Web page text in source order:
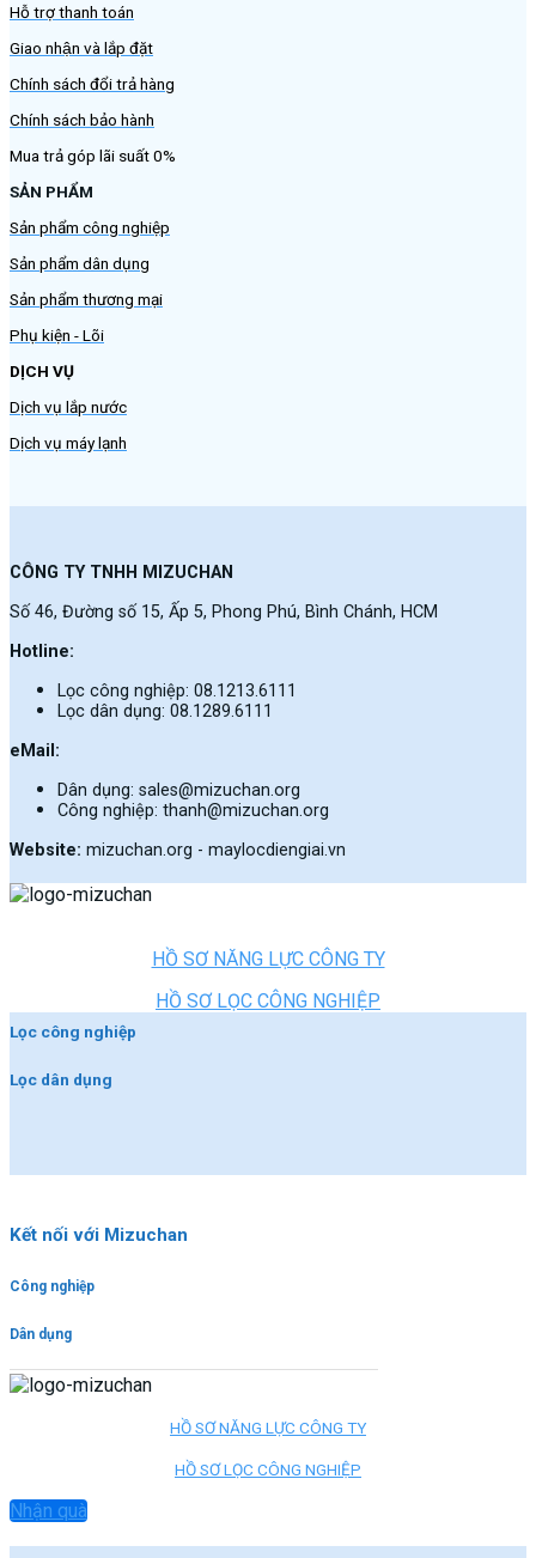
Hỗ trợ thanh toán
Giao nhận và lắp đặt
Chính sách đổi trả hàng
Chính sách bảo hành
Mua trả góp lãi suất 0%
SẢN PHẨM
Sản phẩm công nghiệp
Sản phẩm dân dụng
Sản phẩm thương mại
Phụ kiện - Lõi
DỊCH VỤ
Dịch vụ lắp nước
Dịch vụ máy lạnh
CÔNG TY TNHH MIZUCHAN
Số 46, Đường số 15, Ấp 5, Phong Phú, Bình Chánh, HCM
Hotline:
Lọc công nghiệp: 08.1213.6111
Lọc dân dụng: 08.1289.6111
eMail:
Dân dụng: sales@mizuchan.org
Công nghiệp: thanh@mizuchan.org
Website: mizuchan.org - maylocdiengiai.vn
HỒ SƠ NĂNG LỰC CÔNG TY
HỒ SƠ LỌC CÔNG NGHIỆP
Lọc công nghiệp
Lọc dân dụng
Kết nối với Mizuchan
Công nghiệp
Dân dụng
HỒ SƠ NĂNG LỰC CÔNG TY
HỒ SƠ LỌC CÔNG NGHIỆP
Nhận quà